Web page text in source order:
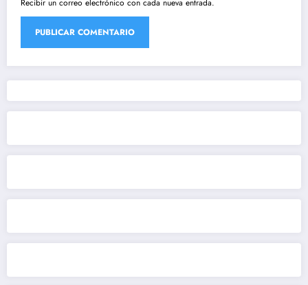
Recibir un correo electrónico con cada nueva entrada.